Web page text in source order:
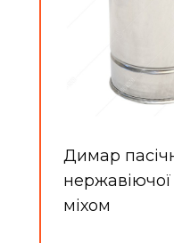
Димар
нержавіючої
міхом